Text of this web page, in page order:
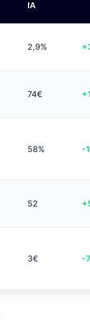
IA
2,9%
74€
58% -
52
3€ -